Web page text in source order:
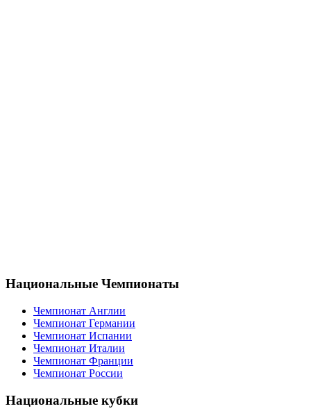
Национальные Чемпионаты
Чемпионат Англии
Чемпионат Германии
Чемпионат Испании
Чемпионат Италии
Чемпионат Франции
Чемпионат России
Национальные кубки